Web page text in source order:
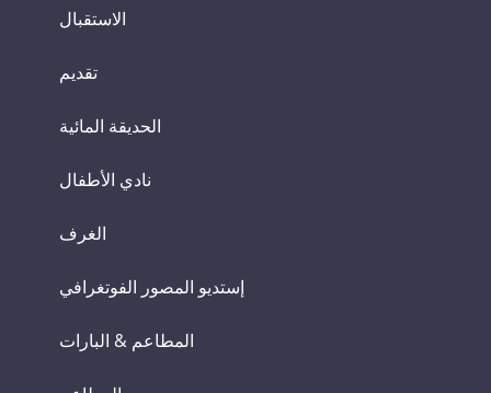
الاستقبال
تقديم
الحديقة المائية
نادي الأطفال
الغرف
إستديو المصور الفوتغرافي
المطاعم & البارات